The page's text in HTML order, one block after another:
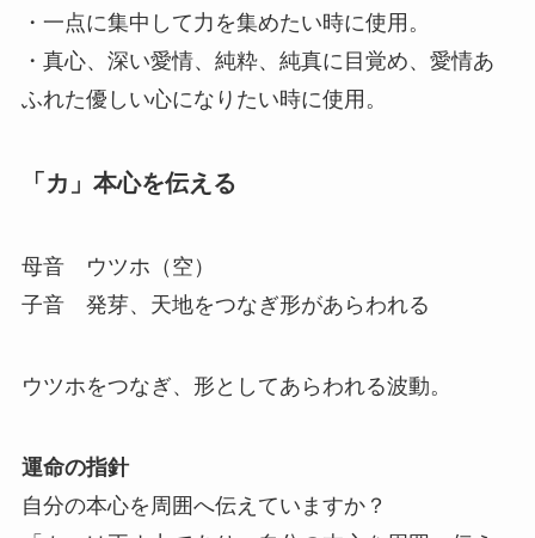
・一点に集中して力を集めたい時に使用。
・真心、深い愛情、純粋、純真に目覚め、愛情あ
ふれた優しい心になりたい時に使用。
「カ」本心を伝える
母音 ウツホ（空）
子音 発芽、天地をつなぎ形があらわれる
ウツホをつなぎ、形としてあらわれる波動。
運命の指針
自分の本心を周囲へ伝えていますか？